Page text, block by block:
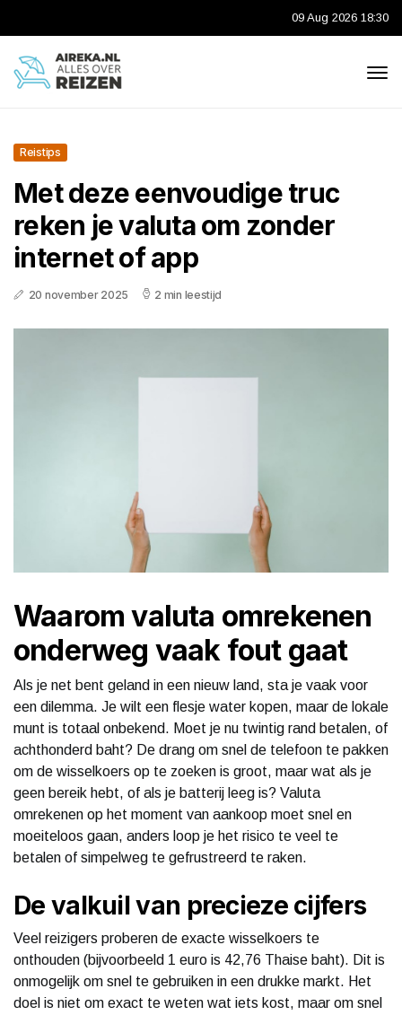
09 Aug 2026 18:30
Reistips
Met deze eenvoudige truc
reken je valuta om zonder
internet of app
20 november 2025 2 min leestijd
Waarom valuta omrekenen
onderweg vaak fout gaat
Als je net bent geland in een nieuw land, sta je vaak voor
een dilemma. Je wilt een flesje water kopen, maar de lokale
munt is totaal onbekend. Moet je nu twintig rand betalen, of
achthonderd baht? De drang om snel de telefoon te pakken
om de wisselkoers op te zoeken is groot, maar wat als je
geen bereik hebt, of als je batterij leeg is? Valuta
omrekenen op het moment van aankoop moet snel en
moeiteloos gaan, anders loop je het risico te veel te
betalen of simpelweg te gefrustreerd te raken.
De valkuil van precieze cijfers
Veel reizigers proberen de exacte wisselkoers te
onthouden (bijvoorbeeld 1 euro is 42,76 Thaise baht). Dit is
onmogelijk om snel te gebruiken in een drukke markt. Het
doel is niet om exact te weten wat iets kost, maar om snel